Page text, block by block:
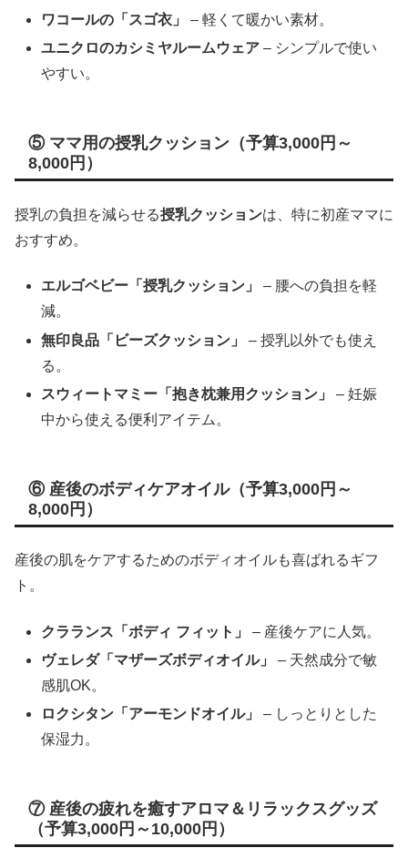
ワコールの「スゴ衣」
– 軽くて暖かい素材。
ユニクロのカシミヤルームウェア – シンプルで使い
やすい。
⑤ ママ用の授乳クッション（予算3,000円～
8,000円）
授乳の負担を減らせる授乳クッションは、特に初産ママに
おすすめ。
エルゴベビー「授乳クッション」
– 腰への負担を軽
減。
無印良品「ビーズクッション」
– 授乳以外でも使え
る。
スウィートマミー「抱き枕兼用クッション」
– 妊娠
中から使える便利アイテム。
⑥ 産後のボディケアオイル（予算3,000円～
8,000円）
産後の肌をケアするためのボディオイルも喜ばれるギフ
ト。
クラランス「ボディ フィット」
– 産後ケアに人気。
ヴェレダ「マザーズボディオイル」
– 天然成分で敏
感肌OK。
ロクシタン「アーモンドオイル」
– しっとりとした
保湿力。
⑦ 産後の疲れを癒すアロマ＆リラックスグッズ
（予算3,000円～10,000円）